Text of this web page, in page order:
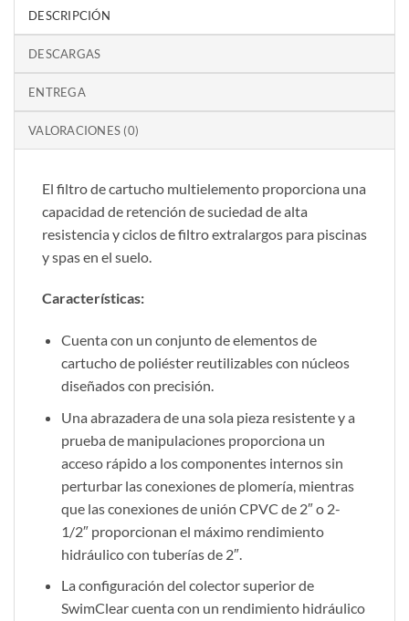
DESCRIPCIÓN
DESCARGAS
ENTREGA
VALORACIONES (0)
El filtro de cartucho multielemento proporciona una
capacidad de retención de suciedad de alta
resistencia y ciclos de filtro extralargos para piscinas
y spas en el suelo.
Características:
Cuenta con un conjunto de elementos de
cartucho de poliéster reutilizables con núcleos
diseñados con precisión.
Una abrazadera de una sola pieza resistente y a
prueba de manipulaciones proporciona un
acceso rápido a los componentes internos sin
perturbar las conexiones de plomería, mientras
que las conexiones de unión CPVC de 2″ o 2-
1/2″ proporcionan el máximo rendimiento
hidráulico con tuberías de 2″.
La configuración del colector superior de
SwimClear cuenta con un rendimiento hidráulico